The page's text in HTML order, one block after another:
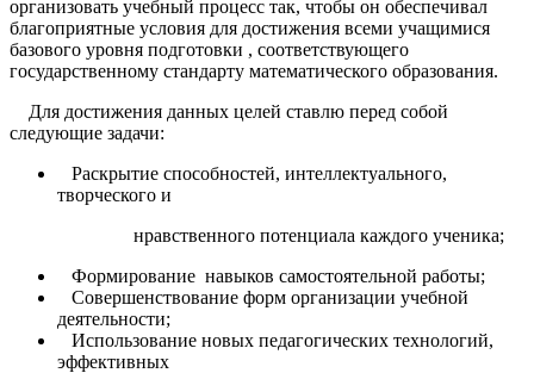
организовать учебный процесс так, чтобы он обеспечивал
благоприятные условия для достижения всеми учащимися
базового уровня подготовки , соответствующего
государственному стандарту математического образования.
Для достижения данных целей ставлю перед собой
следующие задачи:
Раскрытие способностей, интеллектуального,
творческого и
нравственного потенциала каждого ученика;
Формирование навыков самостоятельной работы;
Совершенствование форм организации учебной
деятельности;
Использование новых педагогических технологий,
эффективных